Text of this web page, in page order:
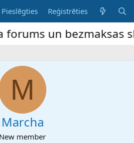
Pieslēgties Reģistrēties
un bezmaksas
M
Marcha
New member